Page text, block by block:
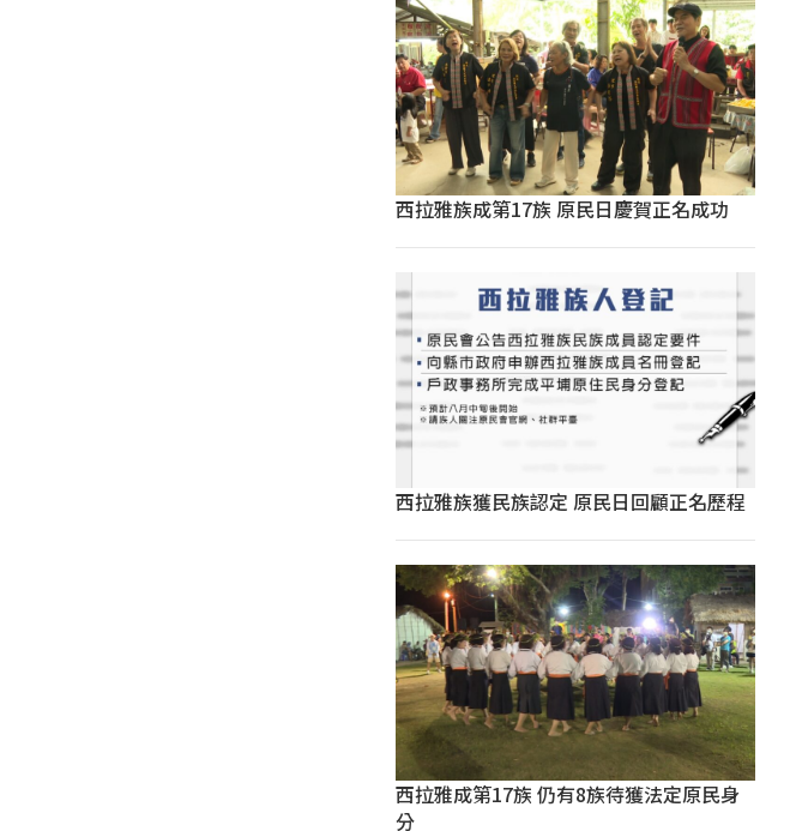
西拉雅族成第17族 原民日慶賀正名成功
西拉雅族獲民族認定 原民日回顧正名歷程
西拉雅成第17族 仍有8族待獲法定原民身
分